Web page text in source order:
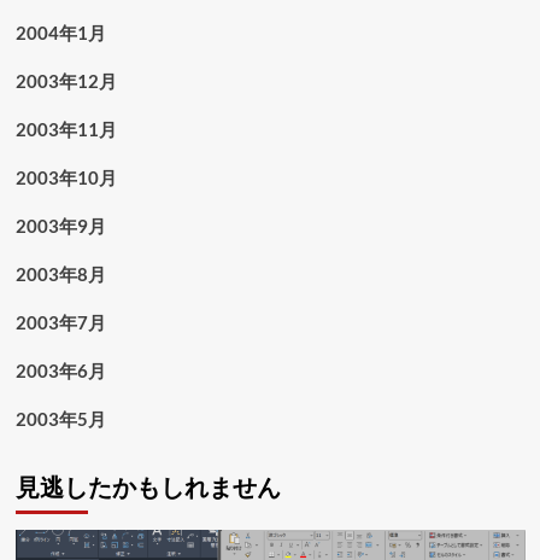
2004年1月
2003年12月
2003年11月
2003年10月
2003年9月
2003年8月
2003年7月
2003年6月
2003年5月
見逃したかもしれません